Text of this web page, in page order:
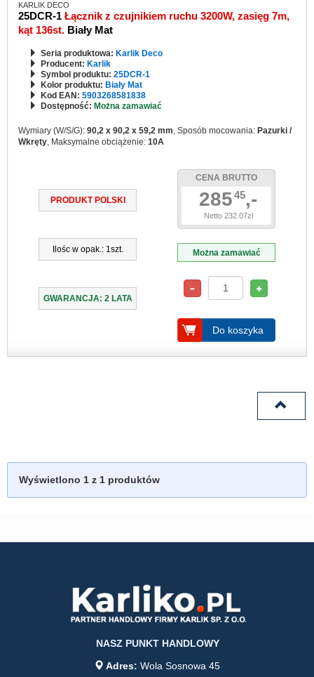
KARLIK DECO
25DCR-1 Łącznik z czujnikiem ruchu 3200W, zasięg 7m,
kąt 136st. Biały Mat
Seria produktowa: Karlik Deco
Producent: Karlik
Symbol produktu: 25DCR-1
Kolor produktu: Biały Mat
Kod EAN: 5903268581838
Dostępność: Można zamawiać
Wymiary (W/S/G): 90,2 x 90,2 x 59,2 mm, Sposób mocowania: Pazurki /
Wkręty, Maksymalne obciążenie: 10A
PRODUKT POLSKI
Ilośc w opak.: 1szt.
GWARANCJA: 2 LATA
CENA BRUTTO
28545,-
Netto 232.07zł
Można zamawiać
Do koszyka
Wyświetlono 1 z 1 produktów
NASZ PUNKT HANDLOWY
Adres: Wola Sosnowa 45